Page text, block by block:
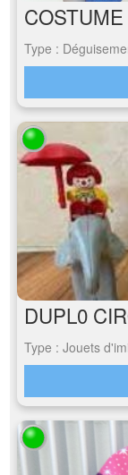
Type :
DUPL0
Type : Jouets